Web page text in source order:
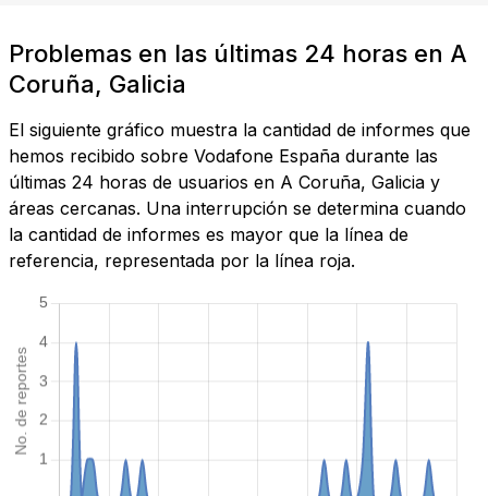
Problemas en las últimas 24 horas en A
Coruña, Galicia
El siguiente gráfico muestra la cantidad de informes que
hemos recibido sobre Vodafone España durante las
últimas 24 horas de usuarios en A Coruña, Galicia y
áreas cercanas. Una interrupción se determina cuando
la cantidad de informes es mayor que la línea de
referencia, representada por la línea roja.